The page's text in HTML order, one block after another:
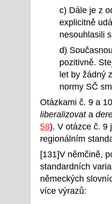
c) Dále je z
explicitně
nesouhlasili
d)
pozitivně.
let by žádný
normy SČ
Otázkami č. 9 a
liberalizovat a
58). V otázce č. 9
regionálním
[131]V němčině,
standardních
německých
více výrazů: